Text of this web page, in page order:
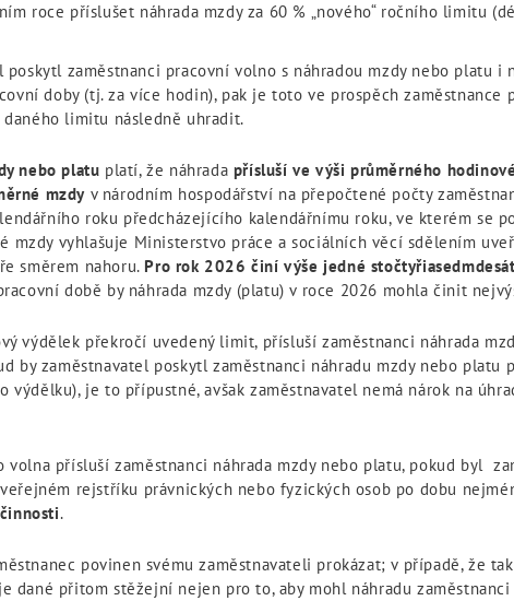
roce příslušet náhrada mzdy za 60 % „nového“ ročního limitu
poskytl zaměstnanci pracovní volno s náhradou mzdy nebo platu
doby (tj. za více hodin), pak je toto ve prospěch zaměstnance
limitu následně uhradit.
nebo platu platí, že náhrada přísluší ve výši průměrného
mzdy v národním hospodářství na přepočtené počty
roku předcházejícího kalendářnímu roku, ve kterém se
mzdy vyhlašuje Ministerstvo práce a sociálních věcí sdělením
směrem nahoru. Pro rok 2026 činí výše jedné
době by náhrada mzdy (platu) v roce 2026 mohla činit
výdělek překročí uvedený limit, přísluší zaměstnanci náhrada
by zaměstnavatel poskytl zaměstnanci náhradu mzdy nebo
výdělku), je to přípustné, avšak zaměstnavatel nemá nárok na
volna přísluší zaměstnanci náhrada mzdy nebo platu, pokud byl
rejstříku právnických nebo fyzických osob po dobu
.
povinen svému zaměstnavateli prokázat; v případě, že
dané přitom stěžejní nejen pro to, aby mohl náhradu